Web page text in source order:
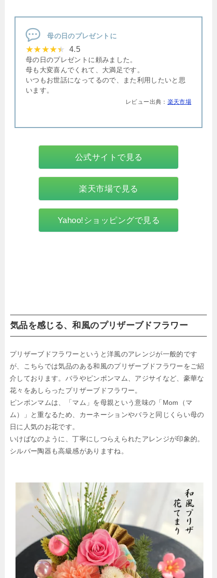
母の日のプレゼントに
4.5
母の日のプレゼントに頼みました。
母も大変喜んでくれて、大満足です。
いつもお世話になってるので、また利用したいと思
います。
レビュー出典： 楽天市場
公式サイトで見る
楽天市場で見る
Yahoo!ショッピングで見る
気品を感じる、和風のプリザーブドフラワー
プリザーブドフラワーというと洋風のアレンジが一般的です
が、こちらでは気品のある和風のプリザーブドフラワーをご紹
介しております。バラやピンポンマム、アジサイなど、豪華な
花々をあしらったプリザーブドフラワー。
ピンポンマムは、「マム」を母親という意味の「Mom（マ
ム）」と重なるため、カーネーションやバラと同じくらい母の
日に人気のお花です。
いけばなのように、丁寧にしつらえられたアレンジが印象的。
シルバー陶器も高級感がありますね。